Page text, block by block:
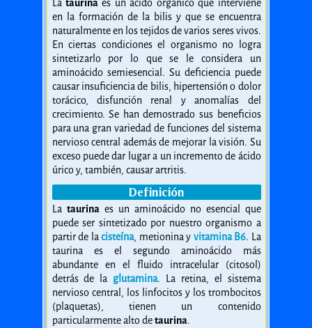
Lataurina es un ácido orgánico que interviene
en la formación de la bilis y que se encuentra
naturalmente en los tejidos de varios seres vivos.
En ciertas condiciones el organismo no logra
sintetizarlo por lo que se le considera un
aminoácido semiesencial. Su deficiencia puede
causar insuficiencia de bilis, hipertensión o dolor
torácico, disfunción renal y anomalías del
crecimiento. Se han demostrado sus beneficios
para una gran variedad de funciones del sistema
nervioso central además de mejorar la visión. Su
exceso puede dar lugar a un incremento de ácido
úrico y, también, causar artritis.
Definición
La taurinaes un aminoácido no esencial que
puede ser sintetizado por nuestro organismo a
partir de lacisteína, metionina y vitamina B6. La
taurina es el segundo aminoácido más
abundante en el fluido intracelular (citosol)
detrás de la glutamina. La retina, el sistema
nervioso central, los linfocitos y los trombocitos
(plaquetas), tienen un contenido
particularmente alto detaurina.